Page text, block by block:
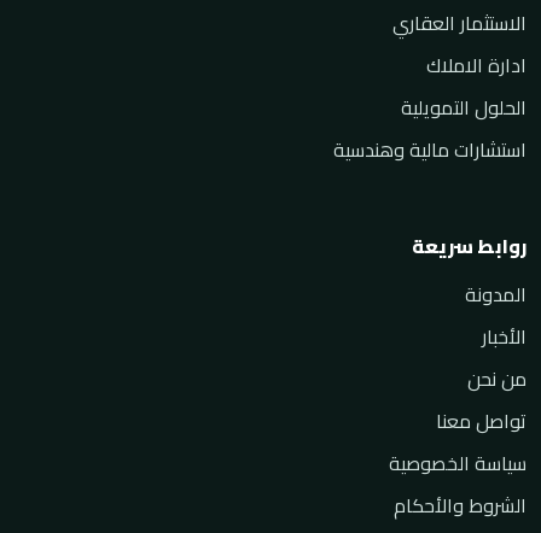
الاستثمار العقاري
ادارة الاملاك
الحلول التمويلية
استشارات مالية وهندسية
روابط سريعة
المدونة
الأخبار
من نحن
تواصل معنا
سياسة الخصوصية
الشروط والأحكام